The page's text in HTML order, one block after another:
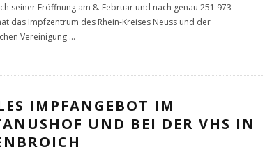
seiner Eröffnung am 8. Februar und nach genau 251 973
das Impfzentrum des Rhein-Kreises Neuss und der
Vereinigung ...
IMPFANGEBOT IM
UND BEI DER VHS IN